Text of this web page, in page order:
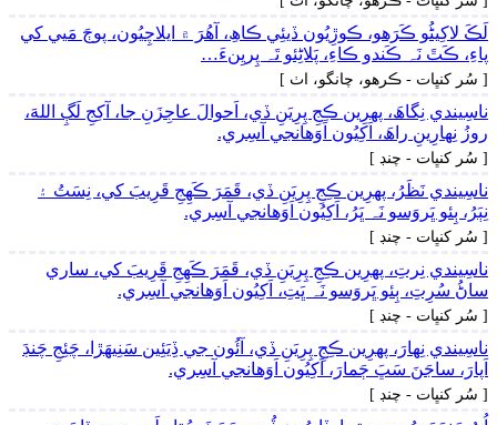
لَڪَ لاکِيڻُو ڪَرَھو، ڪوڙِيُون ڏيئِي ڪاھِ، آھُرَ ۾ ايلاچِيُون، پوڄَ مَيي کي
پاءِ، ڪَٿَ نَہ ڪَندو ڪاءِ، پَلاڻِئو تَہ پِريِنءَ…
[ سُر کنڀات - ڪرھو، چانگو، اٺ ]
ناسِيندي نِگاھَ، پھرِين ڪِجِ پِرِيَنِ ڏي، اَحوالَ عاجِزَنِ جا، آکِجِ لَڳِ اللهَ،
روزُ نِھارِينِ راھَ، اَکِيُون اَوَھانجي آسِري.
[ سُر کنڀات - چنڊ ]
ناسِيندي نَظَرُ، پھرِين ڪِجِ پِرِيَنِ ڏي، قَمَرَ ڪَھِجِ قَرِيبَ کي، نِسَتُ ۽
نِٻَرُ، ٻِئو ڀَروَسو نَہ ڀَرُ، اَکِيُون اَوَھانجي آسِري.
[ سُر کنڀات - چنڊ ]
ناسِيندي نِرتِ، پھرِين ڪِجِ پِرِيَنِ ڏي، قَمَرَ ڪَھِجِ قَرِيبَ کي، ساري
ساڻُ سُرِتِ، ٻِئو ڀَروَسو نَہ ڀَتِ، اَکِيُون اَوَھانجي آسِري.
[ سُر کنڀات - چنڊ ]
ناسِيندي نِھارَ، پھرِين ڪِجِ پِرِيَنِ ڏي، آئُون جي ڏِيَئِين سَنِيھَڙا، چَئِجِ چَنڊَ
اَپارَ، ساجَنَ سَڀَ ڄَمارَ، اَکِيُون اَوَھانجي آسِري.
[ سُر کنڀات - چنڊ ]